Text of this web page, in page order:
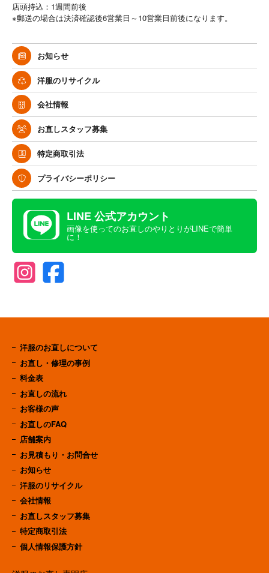
店頭持込：1週間前後
※郵送の場合は決済確認後6営業日～10営業日前後になります。
お知らせ
洋服のリサイクル
会社情報
お直しスタッフ募集
特定商取引法
プライバシーポリシー
LINE 公式アカウント
画像を使ってのお直しのやりとりがLINEで簡単
に！
洋服のお直しについて
お直し・修理の事例
料金表
お直しの流れ
お客様の声
お直しのFAQ
店舗案内
お見積もり・お問合せ
お知らせ
洋服のリサイクル
会社情報
お直しスタッフ募集
特定商取引法
個人情報保護方針